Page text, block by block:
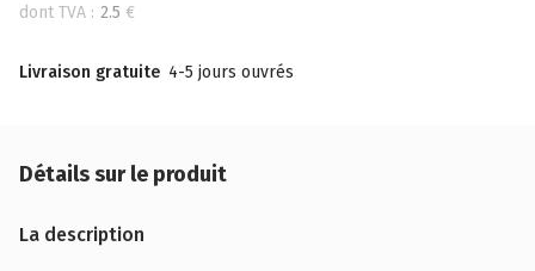
dont TVA : 2.5 €
Livraison gratuite 4-5 jours ouvrés
Détails sur le produit
La description